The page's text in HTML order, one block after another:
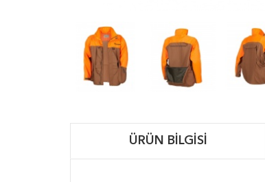
ÜRÜN BILGISI